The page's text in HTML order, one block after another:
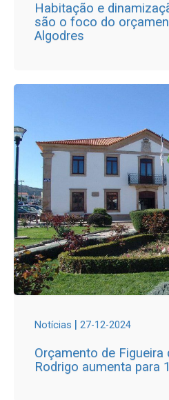
Habitação e
são o foco do
Algodres
Notícias | 27-12-2024
Orçamento de Figueira
Rodrigo aumenta para